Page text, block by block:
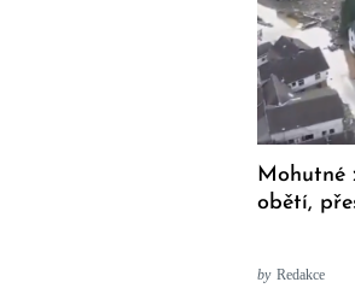
Mohutné
obětí,
by Redakce